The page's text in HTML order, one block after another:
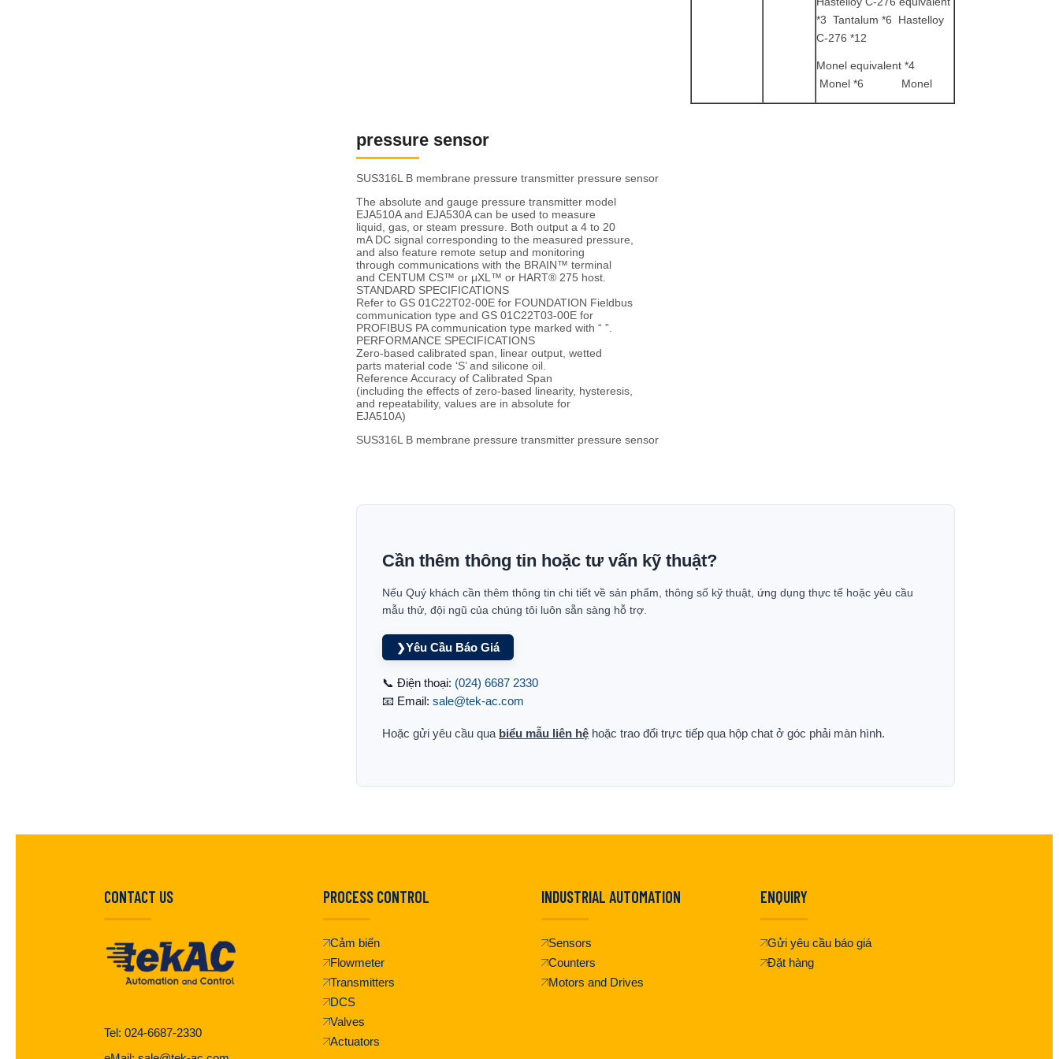
*3 Tantalum *6 Hastelloy
C-276 *12
Monel equivalent *4
Monel *6 Monel
pressure sensor
SUS316L B membrane pressure transmitter pressure sensor
The absolute and gauge pressure transmitter model
EJA510A and EJA530A can be used to measure
liquid, gas, or steam pressure. Both output a 4 to 20
mA DC signal corresponding to the measured pressure,
and also feature remote setup and monitoring
through communications with the BRAIN™ terminal
and CENTUM CS™ or μXL™ or HART® 275 host.
STANDARD SPECIFICATIONS
Refer to GS 01C22T02-00E for FOUNDATION Fieldbus
communication type and GS 01C22T03-00E for
PROFIBUS PA communication type marked with “ ”.
PERFORMANCE SPECIFICATIONS
Zero-based calibrated span, linear output, wetted
parts material code ‘S’ and silicone oil.
Reference Accuracy of Calibrated Span
(including the effects of zero-based linearity, hysteresis,
and repeatability, values are in absolute for
EJA510A)
SUS316L B membrane pressure transmitter pressure sensor
Cần thêm thông tin hoặc tư vấn kỹ thuật?
Nếu Quý khách cần thêm thông tin chi tiết về sản phẩm, thông số kỹ thuật, ứng dụng thực tế hoặc yêu cầu
mẫu thử, đội ngũ của chúng tôi luôn sẵn sàng hỗ trợ.
❯Yêu Cầu Báo Giá
📞 Điện thoại: (024) 6687 2330
📧 Email: sale@tek-ac.com
Hoặc gửi yêu cầu qua biểu mẫu liên hệ hoặc trao đổi trực tiếp qua hộp chat ở góc phải màn hình.
CONTACT US
Tel: 024-6687-2330
PROCESS CONTROL
Cảm biến
Flowmeter
Transmitters
DCS
Valves
Actuators
INDUSTRIAL AUTOMATION
Sensors
Counters
Motors and Drives
ENQUIRY
Gửi yêu cầu báo giá
Đặt hàng